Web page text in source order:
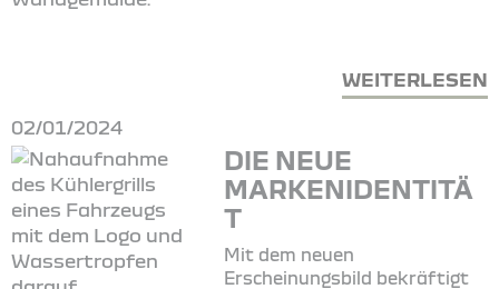
WEITERLESEN
02/01/2024
DIE NEUE
MARKENIDENTITÄ
T
Mit dem neuen
Erscheinungsbild bekräftigt